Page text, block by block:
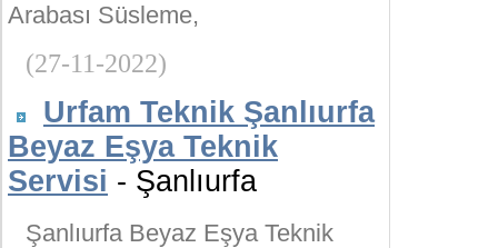
Arabası Süsleme,
(27-11-2022)
Urfam Teknik Şanlıurfa
Beyaz Eşya Teknik
Servisi - Şanlıurfa
Şanlıurfa Beyaz Eşya Teknik